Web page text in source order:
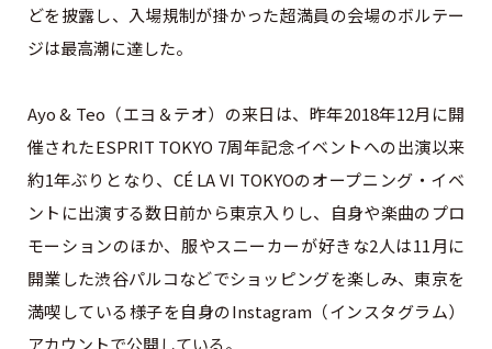
どを披露し、入場規制が掛かった超満員の会場のボルテー
ジは最高潮に達した。
Ayo & Teo（エヨ＆テオ）の来日は、昨年2018年12月に開
催されたESPRIT TOKYO 7周年記念イベントへの出演以来
約1年ぶりとなり、CÉ LA VI TOKYOのオープニング・イベ
ントに出演する数日前から東京入りし、自身や楽曲のプロ
モーションのほか、服やスニーカーが好きな2人は11月に
開業した渋谷パルコなどでショッピングを楽しみ、東京を
満喫している様子を自身のInstagram（インスタグラム）
アカウントで公開している。